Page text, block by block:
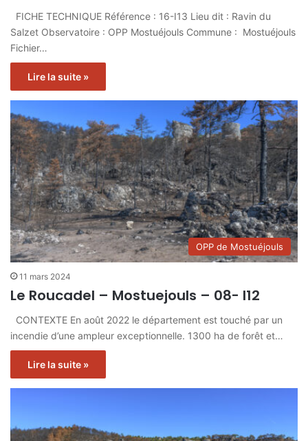
FICHE TECHNIQUE Référence : 16-I13 Lieu dit : Ravin du
Salzet Observatoire : OPP Mostuéjouls Commune : Mostuéjouls
Fichier…
Lire la suite »
OPP de Mostuéjouls
11 mars 2024
Le Roucadel – Mostuejouls – 08- I12
CONTEXTE En août 2022 le département est touché par un
incendie d’une ampleur exceptionnelle. 1300 ha de forêt et…
Lire la suite »